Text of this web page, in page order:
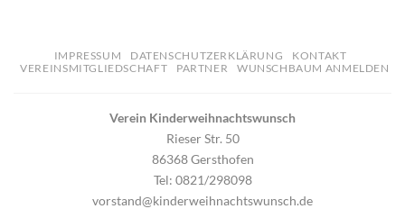
IMPRESSUM DATENSCHUTZERKLÄRUNG
KONTAKT
VEREINSMITGLIEDSCHAFT
PARTNER WUNSCHBAUM ANMELDEN
Verein Kinderweihnachtswunsch
Rieser Str. 50
86368 Gersthofen
Tel: 0821/298098
vorstand@kinderweihnachtswunsch.de